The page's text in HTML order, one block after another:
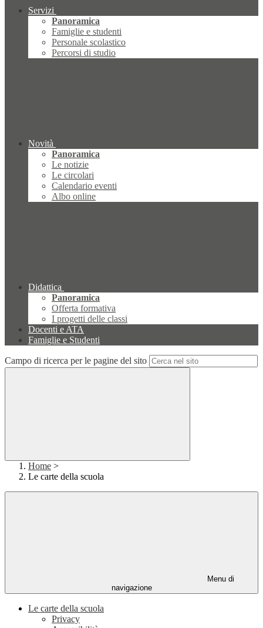
Servizi
Panoramica
Famiglie e studenti
Personale scolastico
Percorsi di studio
Novità
Panoramica
Le notizie
Le circolari
Calendario eventi
Albo online
Didattica
Panoramica
Offerta formativa
I progetti delle classi
Docenti e ATA
Famiglie e Studenti
Campo di ricerca per le pagine del sito
Home >
Le carte della scuola
Menu di
navigazione
Le carte della scuola
Privacy